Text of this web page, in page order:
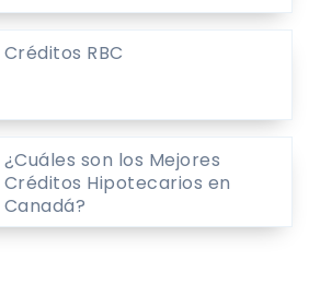
Créditos RBC
¿Cuáles son los Mejores
Créditos Hipotecarios en
Canadá?